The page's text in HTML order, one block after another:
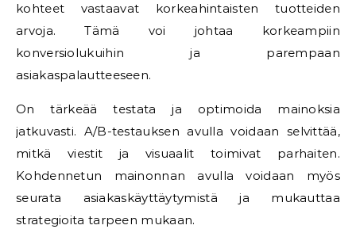
kohteet vastaavat korkeahintaisten tuotteiden
arvoja. Tämä voi johtaa korkeampiin
konversiolukuihin ja parempaan
asiakaspalautteeseen.
On tärkeää testata ja optimoida mainoksia
jatkuvasti. A/B-testauksen avulla voidaan selvittää,
mitkä viestit ja visuaalit toimivat parhaiten.
Kohdennetun mainonnan avulla voidaan myös
seurata asiakaskäyttäytymistä ja mukauttaa
strategioita tarpeen mukaan.